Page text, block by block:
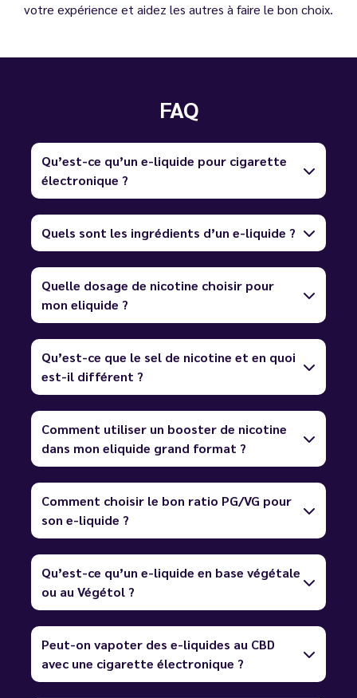
votre expérience et aidez les autres à faire le bon choix.
FAQ
Qu’est-ce qu’un e-liquide pour cigarette
électronique ?
Quels sont les ingrédients d’un e-liquide ?
Quelle dosage de nicotine choisir pour
mon eliquide ?
Qu’est-ce que le sel de nicotine et en quoi
est-il différent ?
Comment utiliser un booster de nicotine
dans mon eliquide grand format ?
Comment choisir le bon ratio PG/VG pour
son e-liquide ?
Qu’est-ce qu’un e-liquide en base végétale
ou au Végétol ?
Peut-on vapoter des e-liquides au CBD
avec une cigarette électronique ?